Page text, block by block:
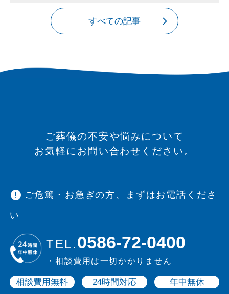
すべての記事
ご葬儀の不安や悩みについて
お気軽にお問い合わせください。
error ご危篤・お急ぎの方、まずはお電話くださ
い
TEL.0586-72-0400
・相談費用は一切かかりません
相談費用無料 24時間対応 年中無休